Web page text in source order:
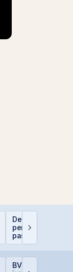
Deducere 400
pentru PFA - pas
pas
BVB încheie